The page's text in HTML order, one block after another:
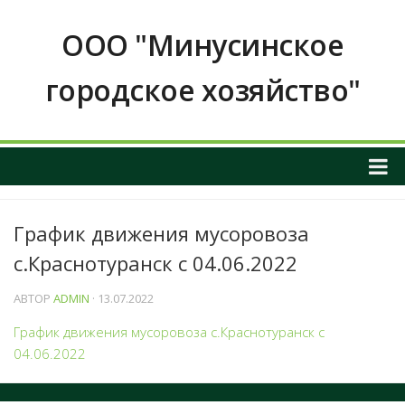
ООО "Минусинское
городское хозяйство"
ОБЩАЯ ИНФОРМАЦИЯ О ПРЕДПРИЯТИИ
График приема граждан
ИНФОРМАЦИЯ О РУКОВОДСТВЕ
РЕКВИЗИТЫ И КОНТАКТНЫЕ ДАННЫЕ
ПОЛОЖЕНИЕ О ЗАКУПКАХ
Услуги и тарифы
График движения мусоровоза
с.Краснотуранск с 04.06.2022
АВТОР ADMIN · 13.07.2022
График движения мусоровоза с.Краснотуранск с
04.06.2022